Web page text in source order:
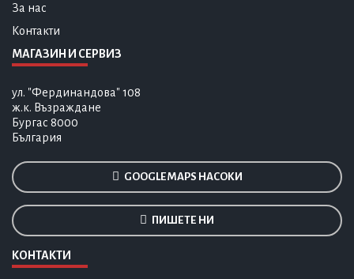
За нас
Контакти
МАГАЗИН И СЕРВИЗ
ул. "Фердинандова" 108
ж.к. Възраждане
Бургас 8000
България
GOOGLE MAPS НАСОКИ
ПИШЕТЕ НИ
КОНТАКТИ